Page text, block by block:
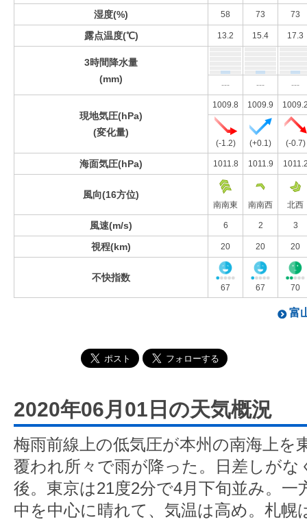
湿度(%) 58 73 73
露点温度(℃) 13.2 15.4 17.3
3時間降水量
(mm)
--- --- ---
現地気圧(hPa)
(変化量)
1009.8 1009.9
(-1.2) (+0.1) (-0.7)
海面気圧(hPa) 1011.8 1011.9
風向(16方位)
南南東 南南西 北西
風速(m/s) 6 2 3
視程(km) 20 20 20
不快指数
67 67 70
富
2020年06月01日の天気概況
梅雨前線上の低気圧が本州の南海上を
覆われ所々で雨が降った。日差しがな
後。東京は21度2分で4月下旬並み。一
中を中心に晴れて、気温は高め。札幌